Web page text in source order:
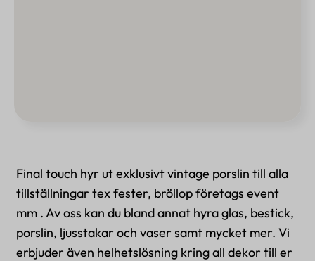
Final touch hyr ut exklusivt vintage porslin till alla
tillställningar tex fester, bröllop företags event
mm . Av oss kan du bland annat hyra glas, bestick,
porslin, ljusstakar och vaser samt mycket mer. Vi
erbjuder även helhetslösning kring all dekor till er